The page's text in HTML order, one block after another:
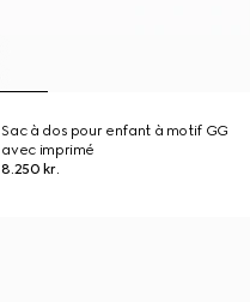
Sac à dos pour enfant à motif GG
avec imprimé
8.250 kr.